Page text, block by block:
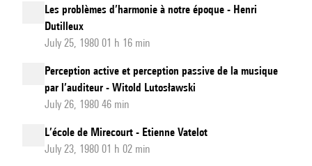
Les problèmes d’harmonie à notre époque - Henri
Dutilleux
July 25, 1980 01 h 16 min
Perception active et perception passive de la musique
par l’auditeur - Witold Lutosławski
July 26, 1980 46 min
L’école de Mirecourt - Etienne Vatelot
July 23, 1980 01 h 02 min